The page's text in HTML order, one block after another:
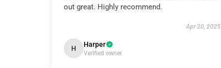
out great. Highly recommend.
Apr 20, 2025
H Harper
Verified owner